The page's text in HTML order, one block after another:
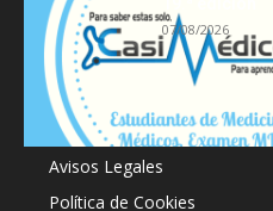
07/08/2026
Acerca de
Avisos Legales
Política de Cookies